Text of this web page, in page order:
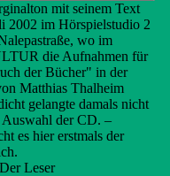
mit seinem Text
2002 im Hörspielstudio 2
wo im
die Aufnahmen für
der Bücher" in der
Matthias Thalheim
gelangte damals nicht
der CD. –
es hier erstmals der
Leser